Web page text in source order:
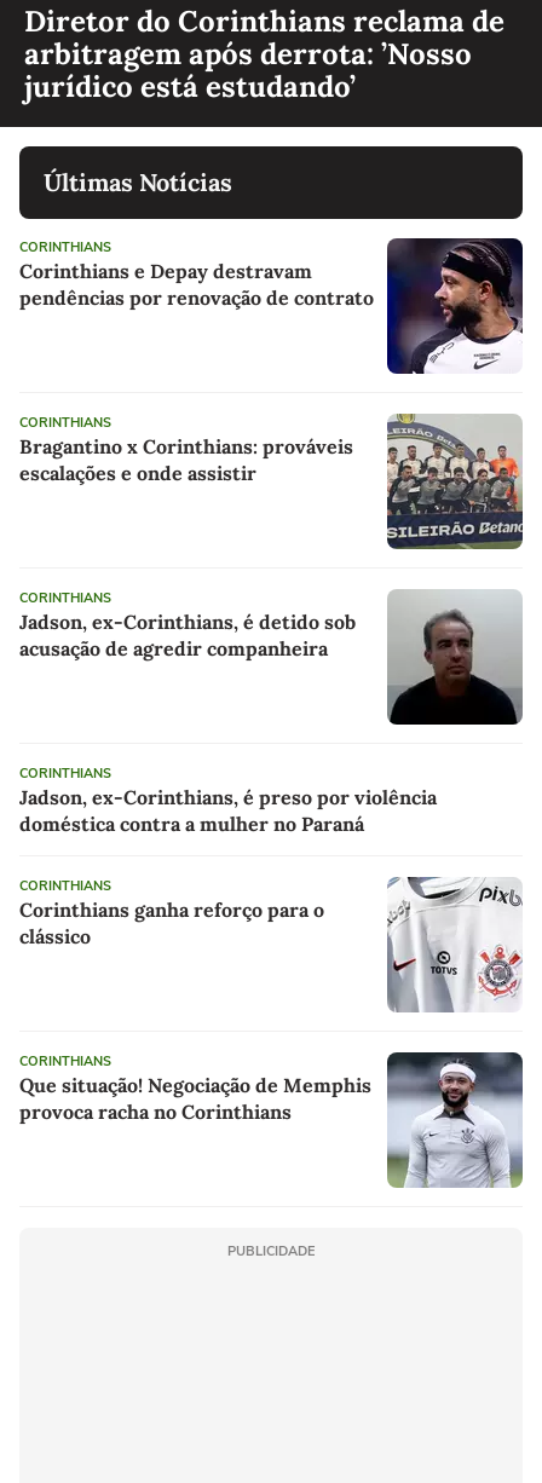
Diretor do Corinthians reclama de
arbitragem após derrota: ’Nosso
jurídico está estudando’
Últimas Notícias
CORINTHIANS
Corinthians e Depay destravam
pendências por renovação de contrato
CORINTHIANS
Bragantino x Corinthians: prováveis
escalações e onde assistir
CORINTHIANS
Jadson, ex-Corinthians, é detido sob
acusação de agredir companheira
CORINTHIANS
Jadson, ex-Corinthians, é preso por violência
doméstica contra a mulher no Paraná
CORINTHIANS
Corinthians ganha reforço para o
clássico
CORINTHIANS
Que situação! Negociação de Memphis
provoca racha no Corinthians
PUBLICIDADE